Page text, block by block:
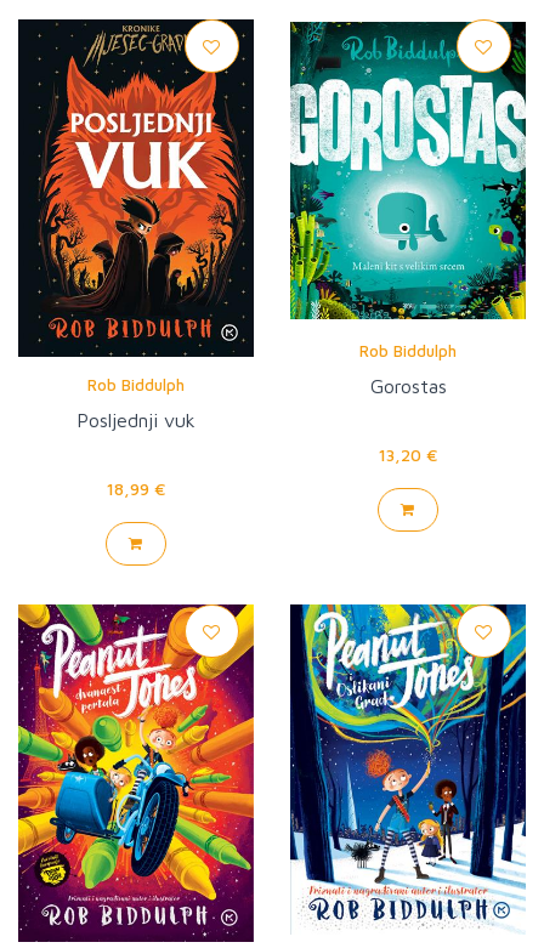
Rob Biddulph
Posljednji vuk
18,99 €
Rob Biddulph
Gorostas
13,20 €